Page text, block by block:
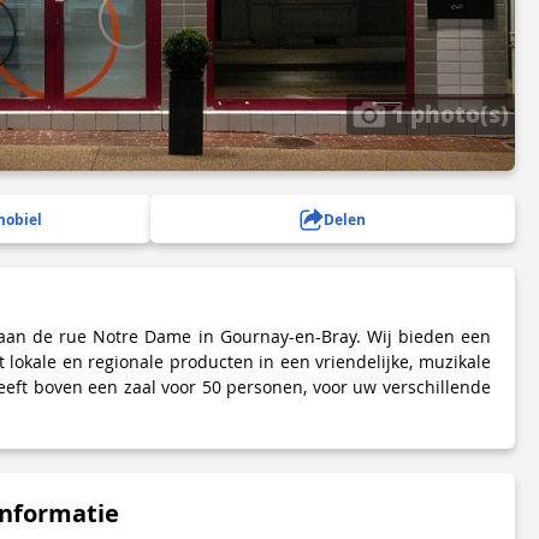
1 photo(s)
Delen
de rue Notre Dame in Gournay-en-Bray. Wij bieden een
lokale en regionale producten in een vriendelijke, muzikale
boven een zaal voor 50 personen, voor uw verschillende